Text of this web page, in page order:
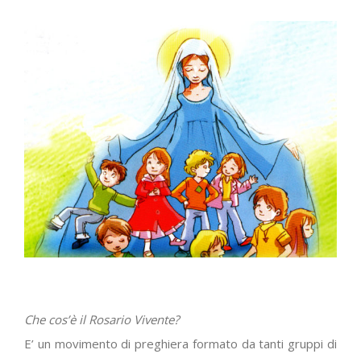
Che cos’è il Rosario Vivente?
E’ un movimento di preghiera formato da tanti gruppi di